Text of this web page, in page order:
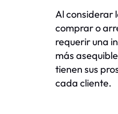
Al considerar
comprar o
requerir una
más
tienen sus
cada cliente.